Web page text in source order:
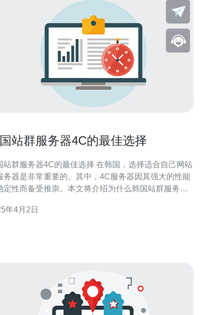
站群服务器4C的最佳选择
服务器4C的最佳选择 在韩国，选择适合自己网站
务器是非常重要的。其中，4C服务器因其强大的性能
定性而备受推崇。本文将介绍为什么韩国站群服务器
速的数据传输速度，能够处理大量的访问请求。无论
年4月2日